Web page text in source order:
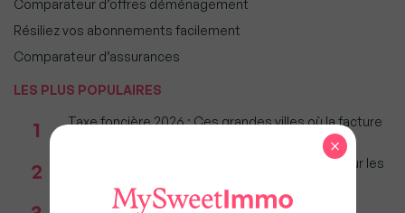
Comparateur d’offres déménagement
Résiliez vos abonnements facilement
Comparateur d’assurances
LES PLUS POPULAIRES
1
Taxe foncière 2026 : Ces grandes villes où la facture
2
Immobilier : Ce que l’AI Act change vraiment pour les
Réseau immobilier : iad franchit le cap des 600
×